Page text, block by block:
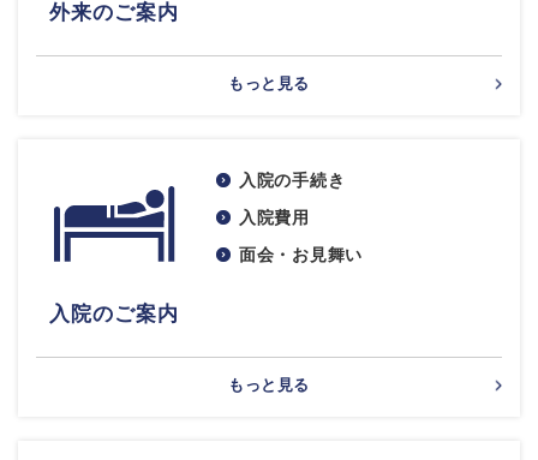
外来のご案内
もっと見る
入院のご案内
入院の手続き
入院費用
面会・お見舞い
もっと見る